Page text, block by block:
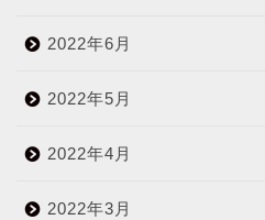
2022年6月
2022年5月
2022年4月
2022年3月